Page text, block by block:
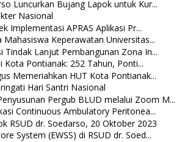
Luncurkan Bujang Lapok untuk Kur...
Nasional
Implementasi APRAS Aplikasi Pr...
Mahasiswa Keperawatan Universitas...
Tindak Lanjut Pembangunan Zona In...
Kota Pontianak: 252 Tahun, Ponti...
Memeriahkan HUT Kota Pontianak...
Hari Santri Nasional
Pergub BLUD melalui Zoom M...
Continuous Ambulatory Peritonea...
RSUD dr. Soedarso, 20 Oktober 2023
System (EWSS) di RSUD dr. Soed...